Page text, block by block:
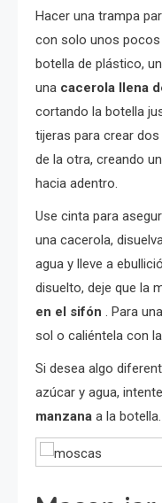
Hacer una trampa
con solo unos pocos
botella de plástico,
una cacerola llena
cortando la botella
tijeras para crear
de la otra, creando
hacia adentro.
Use cinta para
una cacerola,
agua y lleve a
disuelto, deje que la
en el sifón . Para
sol o caliéntela con
Si desea algo
azúcar y agua,
manzana a la botella.